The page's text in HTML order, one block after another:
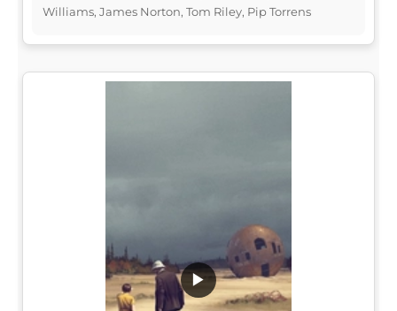
Williams, James Norton, Tom Riley, Pip Torrens
▶